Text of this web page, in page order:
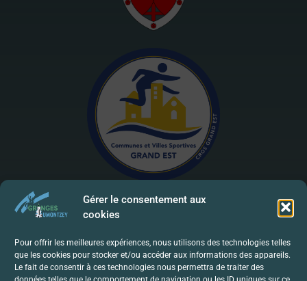
Gérer le consentement aux
cookies
Pour offrir les meilleures expériences, nous utilisons des technologies telles
que les cookies pour stocker et/ou accéder aux informations des appareils.
Le fait de consentir à ces technologies nous permettra de traiter des
Mentions Légales | RGPD
Politique De Confidentialité